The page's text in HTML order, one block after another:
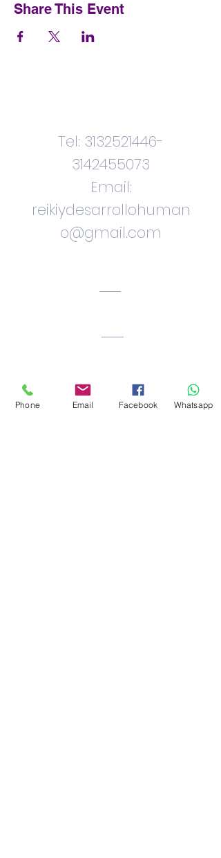
Share This Event
Tel: 3132521446-
3142455073
Email:
reikiydesarrollohuman
o@gmail.com
Phone Email Facebook Whatsapp